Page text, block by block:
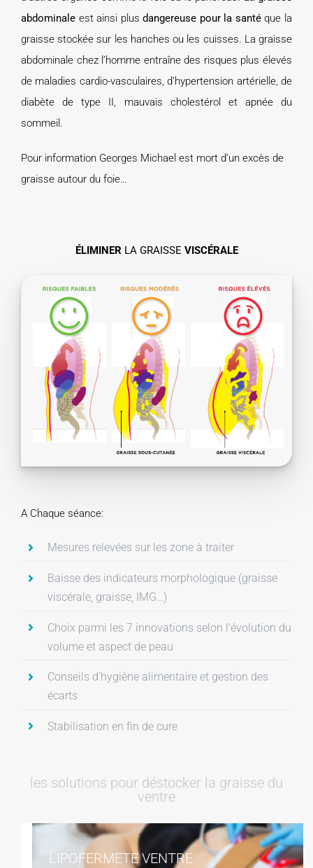
abdominale est ainsi plusdangereuse pour la santéque la
graisse stockée sur les hanches ou les cuisses. La graisse
abdominale chez l’homme entraîne des risques plus élevés
de maladies cardio-vasculaires, d’hypertension artérielle, de
diabète de type II, mauvais cholestérol et apnée du
sommeil.
Pour information Georges Michael est mort d’un excès de
graisse autour du foie…
ÉLIMINERLA GRAISSE VISCÉRALE
A Chaque séance:
Mesures relevées sur les zone à traiter
Baisse des indicateurs morphologique (graisse
viscérale, graisse, IMG…)
Choix parmi les 7 innovations selon l’évolution du
volume et aspect de peau
Conseils d’hygiène alimentaire et gestion des
écarts
Stabilisation en fin de cure
les solutions pour déstocker la graisse du
ventre
LIPOFERMETE VENTRE